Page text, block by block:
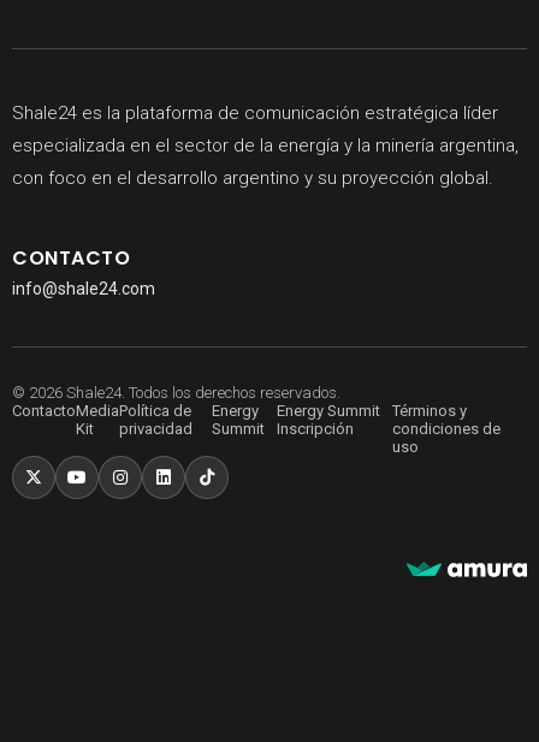
Shale24 es la plataforma de comunicación estratégica líder
especializada en el sector de la energía y la minería argentina,
con foco en el desarrollo argentino y su proyección global.
CONTACTO
info@shale24.com
© 2026 Shale24. Todos los derechos reservados.
ContactoMedia
Kit
Política de
privacidad
Energy
Summit
Energy Summit
Inscripción
Términos y
condiciones de
uso